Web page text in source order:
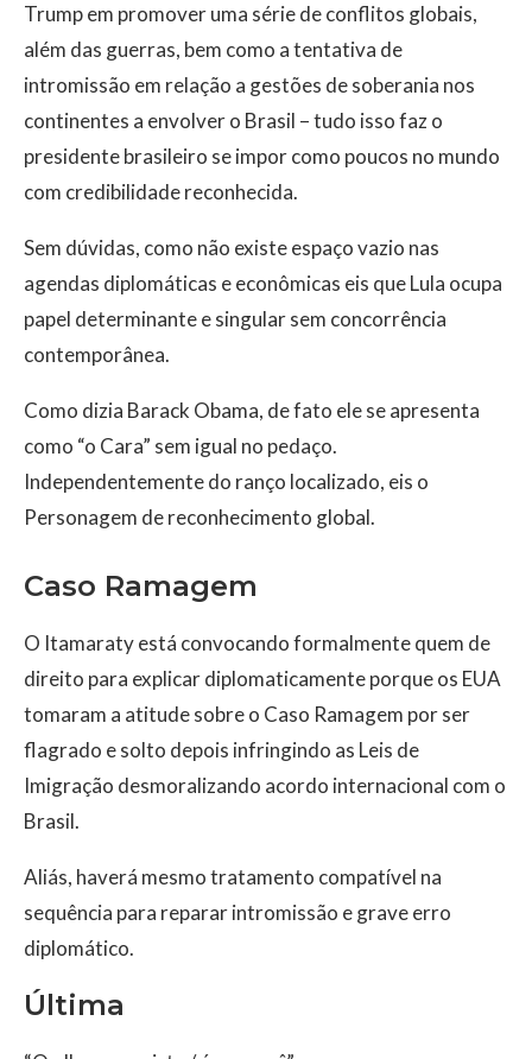
Trump em promover uma série de conflitos globais,
além das guerras, bem como a tentativa de
intromissão em relação a gestões de soberania nos
continentes a envolver o Brasil – tudo isso faz o
presidente brasileiro se impor como poucos no mundo
com credibilidade reconhecida.
Sem dúvidas, como não existe espaço vazio nas
agendas diplomáticas e econômicas eis que Lula ocupa
papel determinante e singular sem concorrência
contemporânea.
Como dizia Barack Obama, de fato ele se apresenta
como “o Cara” sem igual no pedaço.
Independentemente do ranço localizado, eis o
Personagem de reconhecimento global.
Caso Ramagem
O Itamaraty está convocando formalmente quem de
direito para explicar diplomaticamente porque os EUA
tomaram a atitude sobre o Caso Ramagem por ser
flagrado e solto depois infringindo as Leis de
Imigração desmoralizando acordo internacional com o
Brasil.
Aliás, haverá mesmo tratamento compatível na
sequência para reparar intromissão e grave erro
diplomático.
Última